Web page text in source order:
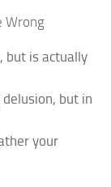
Wrong
but is actually
but in
your